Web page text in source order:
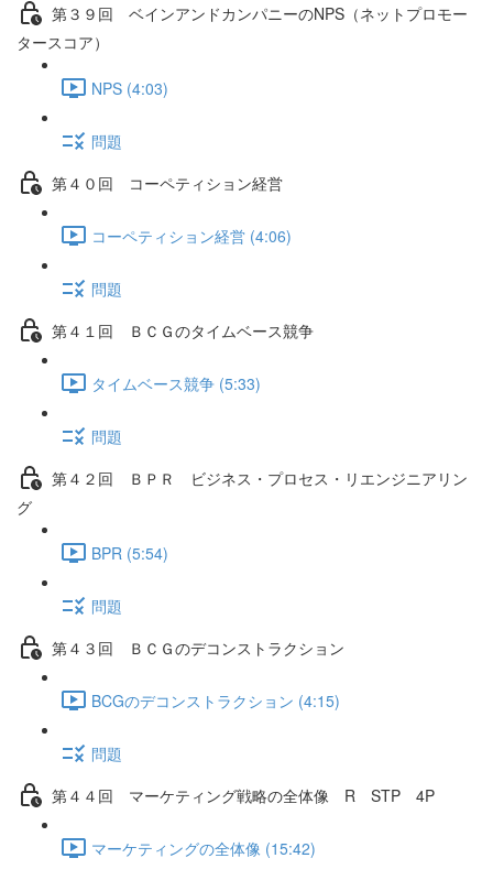
第３９回 ベインアンドカンパニーのNPS（ネットプロモー
タースコア）
NPS (4:03)
問題
第４０回 コーペティション経営
コーペティション経営 (4:06)
問題
第４１回 ＢＣＧのタイムベース競争
タイムベース競争 (5:33)
問題
第４２回 ＢＰＲ ビジネス・プロセス・リエンジニアリン
グ
BPR (5:54)
問題
第４３回 ＢＣＧのデコンストラクション
BCGのデコンストラクション (4:15)
問題
第４４回 マーケティング戦略の全体像 R STP 4P
マーケティングの全体像 (15:42)